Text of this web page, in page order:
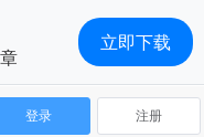
登录 注册
立即下载